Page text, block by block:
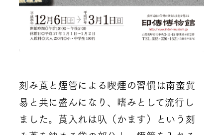
刻み莨と煙管による喫煙の習慣は南蛮貿
易と共に盛んになり、嗜みとして流行し
ました。莨入れは叺（かます）という刻